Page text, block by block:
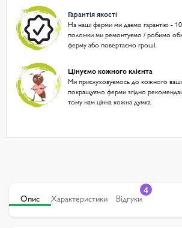
Гарантія якості
На наші ферми ми даємо гарантію - 10
поломки ми ремонтуємо / робимо
ферму або повертаємо гроші.
Цінуємо кожного клієнта
Ми прислуховуємось до кожного
покращуємо ферми згідно
тому нам цінна кожна думка
Опис Характеристики Відгуки
4